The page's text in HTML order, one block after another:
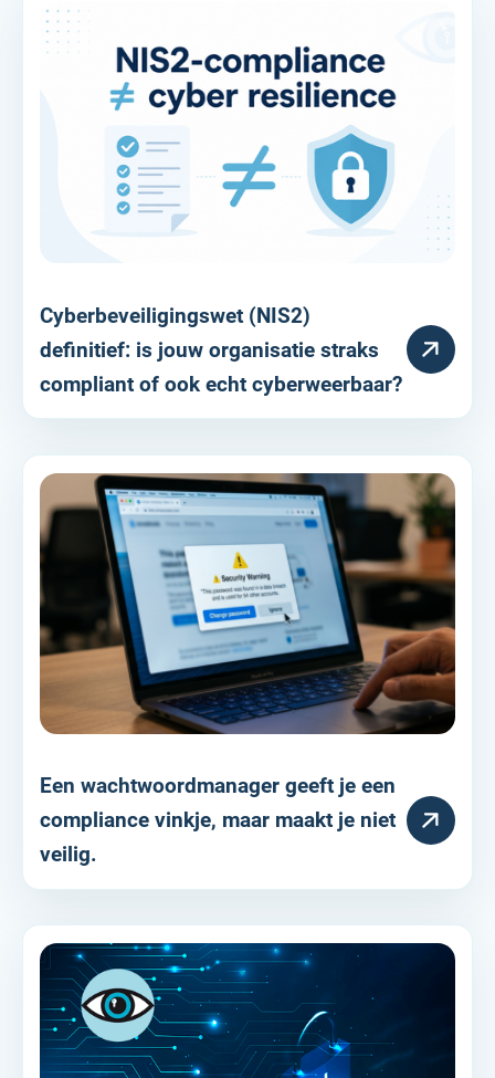
RESOURCE
Cyberbeveiligingswet (NIS2)
definitief: is jouw organisatie straks
compliant of ook echt cyberweerbaar?
HULPARTIKEL
Een wachtwoordmanager geeft je een
compliance vinkje, maar maakt je niet
veilig.